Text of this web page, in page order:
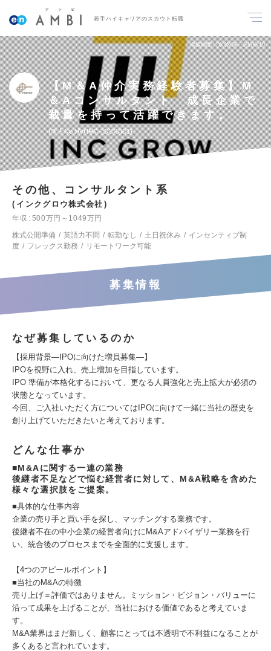
若手ハイキャリアのスカウト転職
掲載期間 26/08/06～26/08/19
【M＆A仲介実務経験者募集】M
＆Aコンサルタント 成長企業で
裁量を持って活躍できます。
求人No.NVHMC-20250501
その他、コンサルタント系
インクグロウ株式会社
年収
500万円～1049万円
株式公開準備
英語力不問 転勤なし 土日祝休み
インセンティブ制
度
フレックス勤務 リモートワーク可能
募集情報
なぜ募集しているのか
【採用背景―IPOに向けた増員募集―】
IPOを視野に入れ、売上増加を目指しています。
IPO 準備が本格化するにおいて、更なる人員強化と売上拡大が必須の
状態となっています。
今回、ご入社いただく方についてはIPOに向けて一緒に当社の歴史を
創り上げていただきたいと考えております。
どんな仕事か
■M&Aに関する一連の業務
後継者不足などで悩む経営者に対して、M&A戦略を含めた
様々な選択肢をご提案。
■具体的な仕事内容
企業の売り手と買い手を探し、マッチングする業務です。
後継者不在の中小企業の経営者向けにM&Aアドバイザリー業務を行
い、統合後のプロセスまでを全面的に支援します。
【4つのアピールポイント】
■当社のM&Aの特徴
売り上げ＝評価ではありません。ミッション・ビジョン・バリューに
沿って成果を上げることが、当社における価値であると考えていま
す。
M&A業界はまだ新しく、顧客にとっては不透明で不利益になることが
多くあると言われています。